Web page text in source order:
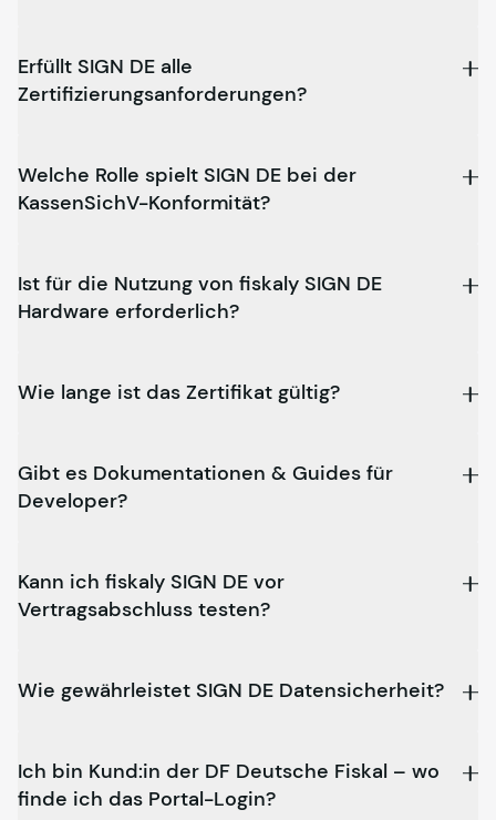
Erfüllt SIGN DE alle
Zertifizierungsanforderungen?
Welche Rolle spielt SIGN DE bei der
KassenSichV-Konformität?
Ist für die Nutzung von fiskaly SIGN DE
Hardware erforderlich?
Wie lange ist das Zertifikat gültig?
Gibt es Dokumentationen & Guides für
Developer?
Kann ich fiskaly SIGN DE vor
Vertragsabschluss testen?
Wie gewährleistet SIGN DE Datensicherheit?
Ich bin Kund:in der DF Deutsche Fiskal – wo
finde ich das Portal-Login?